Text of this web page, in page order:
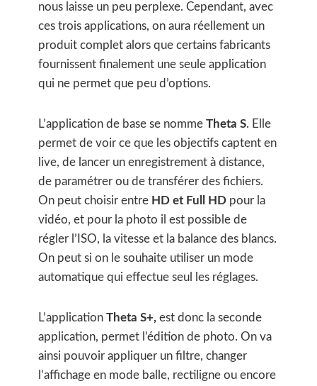
nous laisse un peu perplexe. Cependant, avec
ces trois applications, on aura réellement un
produit complet alors que certains fabricants
fournissent finalement une seule application
qui ne permet que peu d’options.
L’application de base se nomme Theta S. Elle
permet de voir ce que les objectifs captent en
live, de lancer un enregistrement à distance,
de paramétrer ou de transférer des fichiers.
On peut choisir entre HD et Full HD pour la
vidéo, et pour la photo il est possible de
régler l’ISO, la vitesse et la balance des blancs.
On peut si on le souhaite utiliser un mode
automatique qui effectue seul les réglages.
L’application Theta S+, est donc la seconde
application, permet l’édition de photo. On va
ainsi pouvoir appliquer un filtre, changer
l’affichage en mode balle, rectiligne ou encore